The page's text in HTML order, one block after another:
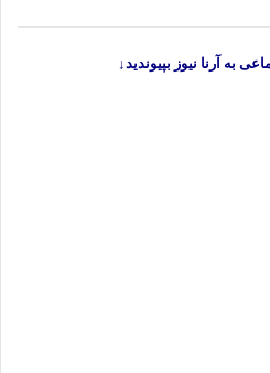
به آرنا نیوز بپیوندید↓